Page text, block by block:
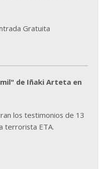
Gratuita
de Iñaki Arteta en
los testimonios de 13
terrorista ETA.